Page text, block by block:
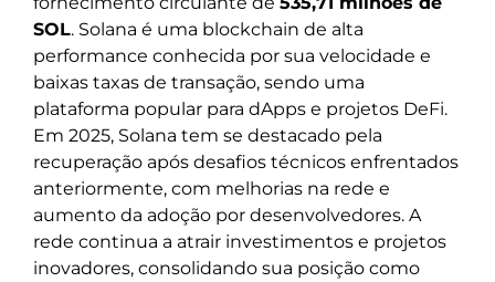
SOL. Solana é uma blockchain de alta
performance conhecida por sua velocidade e
baixas taxas de transação, sendo uma
plataforma popular para dApps e projetos DeFi.
Em 2025, Solana tem se destacado pela
recuperação após desafios técnicos enfrentados
anteriormente, com melhorias na rede e
aumento da adoção por desenvolvedores. A
rede continua a atrair investimentos e projetos
inovadores, consolidando sua posição como